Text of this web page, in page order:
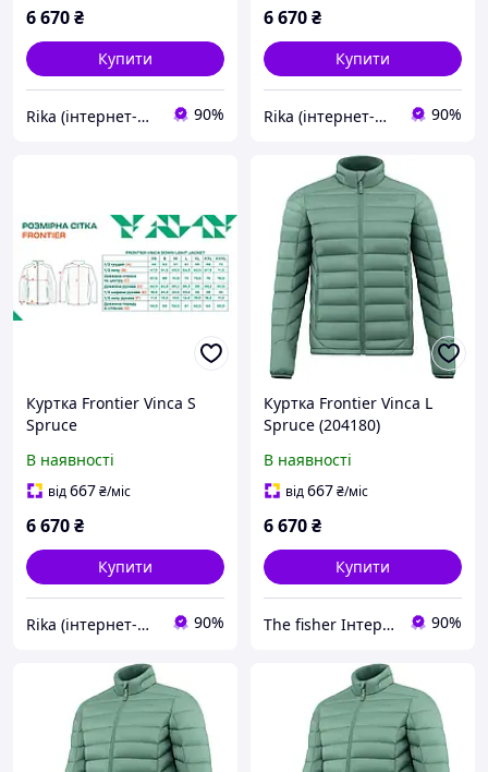
6 670₴
Купити
Rika (інтернет-магазин) 90%
6 670₴
Купити
Rika (інтернет-магазин) 90%
Куртка Frontier Vinca S
Spruce
В наявності
від667₴/міс
6 670₴
Купити
Rika (інтернет-магазин) 90%
Куртка Frontier Vinca L
Spruce (204180)
В наявності
від667₴/міс
6 670₴
Купити
The fisher Інтернет магазин 90%